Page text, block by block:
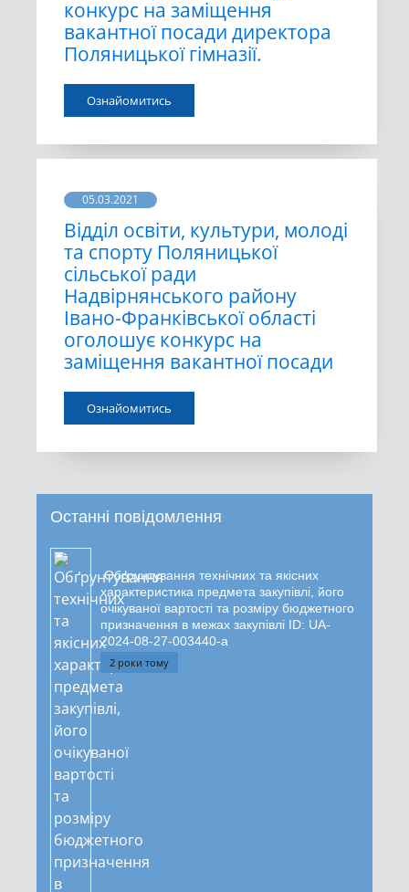
конкурс на заміщення
вакантної посади директора
Поляницької гімназії.
Ознайомитись
05.03.2021
Відділ освіти, культури, молоді
та спорту Поляницької
сільської ради
Надвірнянського району
Івано-Франківської області
оголошує конкурс на
заміщення вакантної посади
Ознайомитись
Останні повідомлення
Обґрунтування технічних та якісних
характеристика предмета закупівлі, його
очікуваної вартості та розміру бюджетного
призначення в межах закупівлі ID: UA-
2024-08-27-003440-a
2 роки тому